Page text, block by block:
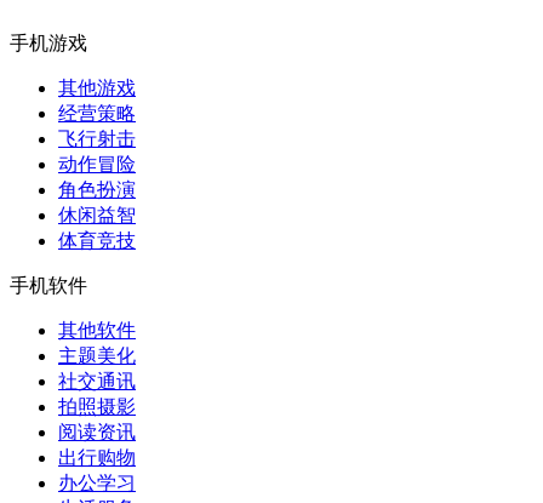
手机游戏
其他游戏
经营策略
飞行射击
动作冒险
角色扮演
休闲益智
体育竞技
手机软件
其他软件
主题美化
社交通讯
拍照摄影
阅读资讯
出行购物
办公学习